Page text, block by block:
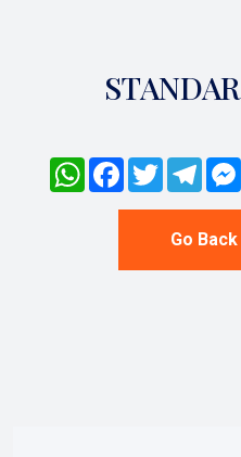
WhatsAppFacebook
Twitter
Go